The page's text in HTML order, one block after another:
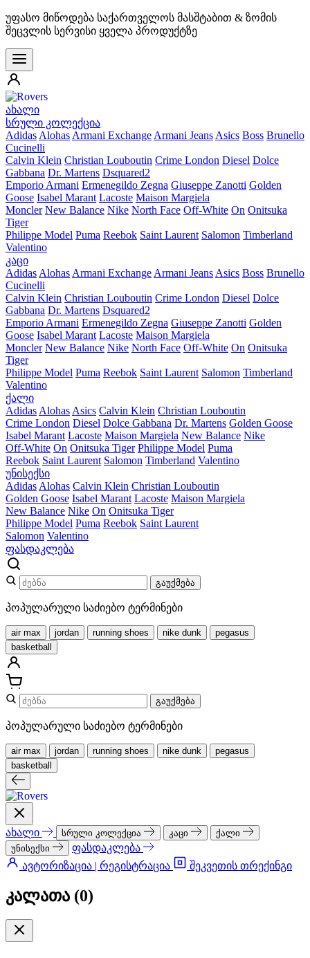
უფასო მიწოდება საქართველოს მასშტაბით & ზომის
შეცვლის სერვისი ყველა პროდუქტზე
ახალი
სრული კოლექცია
Adidas Alohas Armani Exchange Armani Jeans Asics Boss Brunello
Cucinelli
Calvin Klein Christian Louboutin Crime London Diesel Dolce
Gabbana Dr. Martens Dsquared2
Emporio Armani Ermenegildo Zegna Giuseppe Zanotti Golden
Goose Isabel Marant Lacoste Maison Margiela
Moncler New Balance Nike North Face Off-White On Onitsuka
Tiger
Philippe Model Puma Reebok Saint Laurent Salomon Timberland
Valentino
კაცი
Adidas Alohas Armani Exchange Armani Jeans Asics Boss Brunello
Cucinelli
Calvin Klein Christian Louboutin Crime London Diesel Dolce
Gabbana Dr. Martens Dsquared2
Emporio Armani Ermenegildo Zegna Giuseppe Zanotti Golden
Goose Isabel Marant Lacoste Maison Margiela
Moncler New Balance Nike North Face Off-White On Onitsuka
Tiger
Philippe Model Puma Reebok Saint Laurent Salomon Timberland
Valentino
ქალი
Adidas Alohas Asics Calvin Klein Christian Louboutin
Crime London Diesel Dolce Gabbana Dr. Martens Golden Goose
Isabel Marant Lacoste Maison Margiela New Balance Nike
Off-White On Onitsuka Tiger Philippe Model Puma
Reebok Saint Laurent Salomon Timberland Valentino
უნისექსი
Adidas Alohas Calvin Klein Christian Louboutin
Golden Goose Isabel Marant Lacoste Maison Margiela
New Balance Nike On Onitsuka Tiger
Philippe Model Puma Reebok Saint Laurent
Salomon Valentino
ფასდაკლება
გაუქმება
პოპულარული საძიებო ტერმინები
air max jordan running shoes nike dunk
pegasus
basketball
გაუქმება
პოპულარული საძიებო ტერმინები
air max jordan running shoes nike dunk
pegasus
basketball
ახალი სრული კოლექცია კაცი
ქალი
უნისექსი
ფასდაკლება
ავტორიზაცია | რეგისტრაცია
შეკვეთის თრექინგი
კალათა (0)